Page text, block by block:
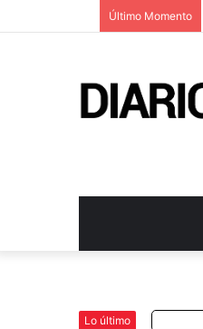
Último Momento
Lo último